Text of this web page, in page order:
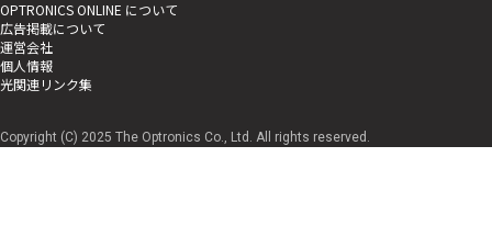
OPTRONICS ONLINE について
広告掲載について
運営会社
個人情報
光関連リンク集
Copyright (C) 2025 The Optronics Co., Ltd. All rights reserved.